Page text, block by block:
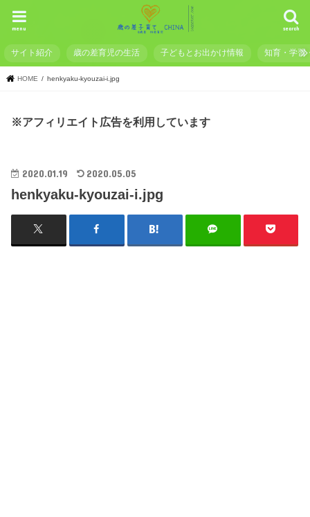
search
menu
サイト紹介 歳の差育児の生活 子どもとお出かけ情報 知育・学習
HOME henkyaku-kyouzai-i.jpg
※アフィリエイト広告を利用しています
2020.01.19 2020.05.05
henkyaku-kyouzai-i.jpg